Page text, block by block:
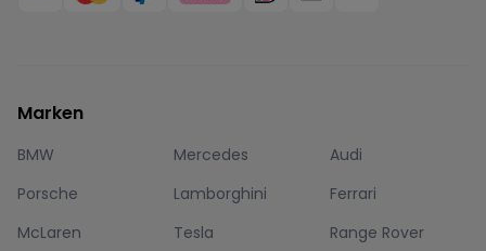
Marken
BMW Mercedes
Audi
Porsche
Lamborghini
Ferrari
McLaren
Tesla
Range Rover